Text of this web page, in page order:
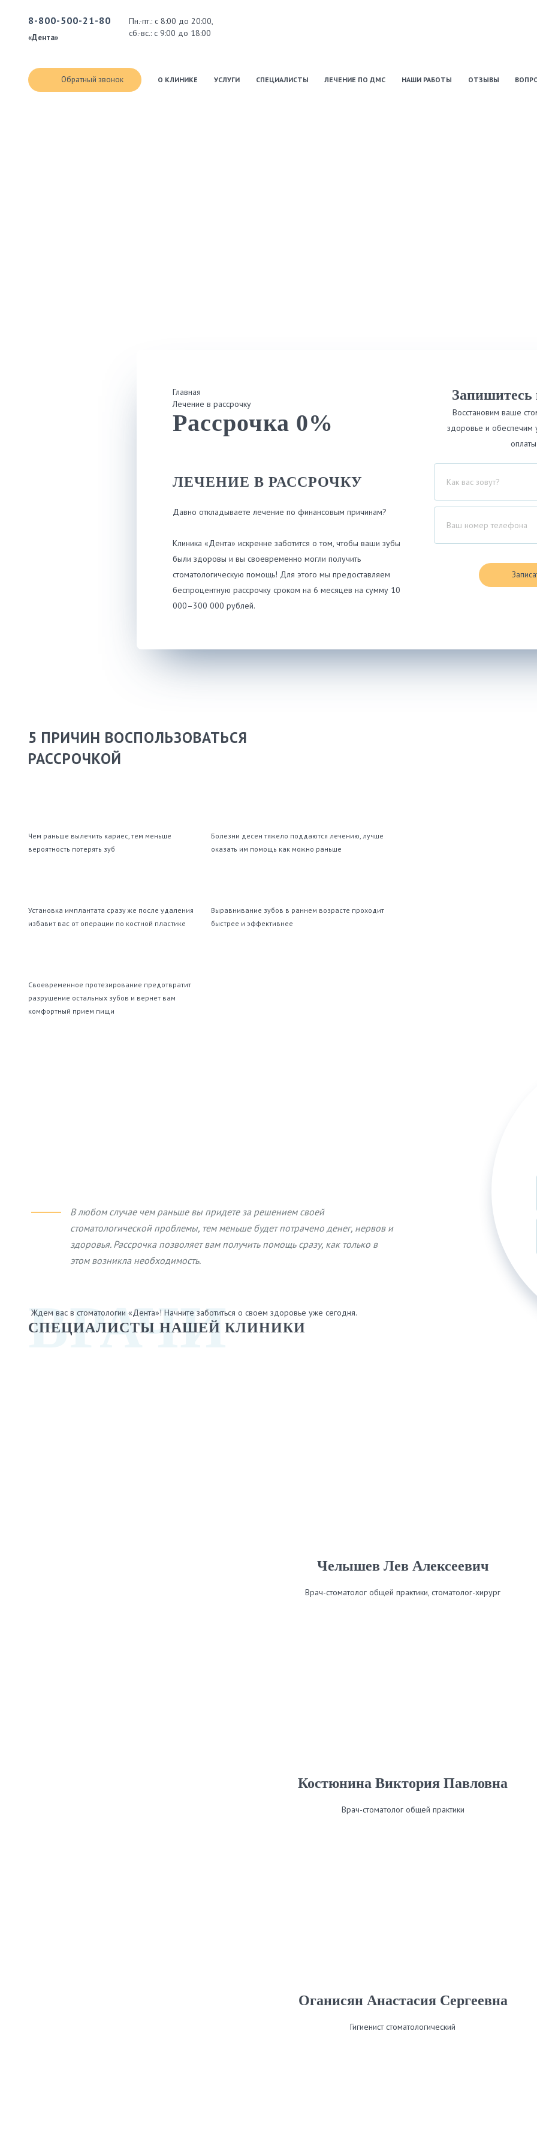
8-800-500-21-80
«Дента»
Пн.-пт.: с 8:00 до 20:00,
сб.-вс.: с 9:00 до 18:00
Обратный звонок О КЛИНИКЕ УСЛУГИ СПЕЦИАЛИСТЫ ЛЕЧЕНИЕ ПО ДМС НАШИ РАБОТЫ ОТЗЫВЫ
Главная
Лечение в рассрочку
Рассрочка 0%
ЛЕЧЕНИЕ В РАССРОЧКУ
Давно откладываете лечение по финансовым причинам?
Клиника «Дента» искренне заботится о том, чтобы ваши зубы
были здоровы и вы своевременно могли получить
стоматологическую помощь! Для этого мы предоставляем
беспроцентную рассрочку сроком на 6 месяцев на сумму 10
000–300 000 рублей.
Запишитесь
Восстановим ваше
здоровье и обеспечим
оплаты
5 ПРИЧИН ВОСПОЛЬЗОВАТЬСЯ
РАССРОЧКОЙ
Чем раньше вылечить кариес, тем меньше
вероятность потерять зуб
Болезни десен тяжело поддаются лечению, лучше
оказать им помощь как можно раньше
Установка имплантата сразу же после удаления
избавит вас от операции по костной пластике
Выравнивание зубов в раннем возрасте проходит
быстрее и эффективнее
Своевременное протезирование предотвратит
разрушение остальных зубов и вернет вам
комфортный прием пищи
В любом случае чем раньше вы придете за решением своей
стоматологической проблемы, тем меньше будет потрачено денег, нервов и
здоровья. Рассрочка позволяет вам получить помощь сразу, как только в
этом возникла необходимость.
Ждем вас в стоматологии «Дента»! Начните заботиться о своем здоровье уже сегодня.
ВРАЧИ
СПЕЦИАЛИСТЫ НАШЕЙ КЛИНИКИ
Челышев Лев Алексеевич
Врач-стоматолог общей практики, стоматолог-хирург
Костюнина Виктория Павловна
Врач-стоматолог общей практики
Оганисян Анастасия Сергеевна
Гигиенист стоматологический